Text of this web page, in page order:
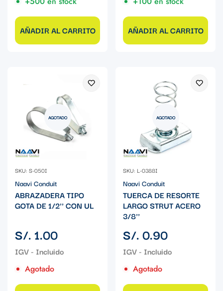
AÑADIR AL CARRITO AÑADIR AL CARRITO
AGOTADO
SKU: S-050I
Naavi Conduit
ABRAZADERA TIPO
GOTA DE 1/2'' CON UL
Precio
regular
S/. 1.00
Agotado
AGOTADO
SKU: L-0388I
Naavi Conduit
TUERCA DE RESORTE
LARGO STRUT ACERO
3/8''
Precio
regular
S/. 0.90
Agotado